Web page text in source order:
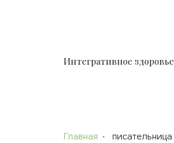
Интегративное здоровье
Главная писательница